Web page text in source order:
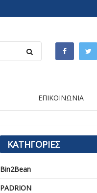
ΕΠΙΚΟΙΝΩΝΙΑ
ΚΑΤΗΓΟΡΙΕΣ
Bin2Bean
PADRION